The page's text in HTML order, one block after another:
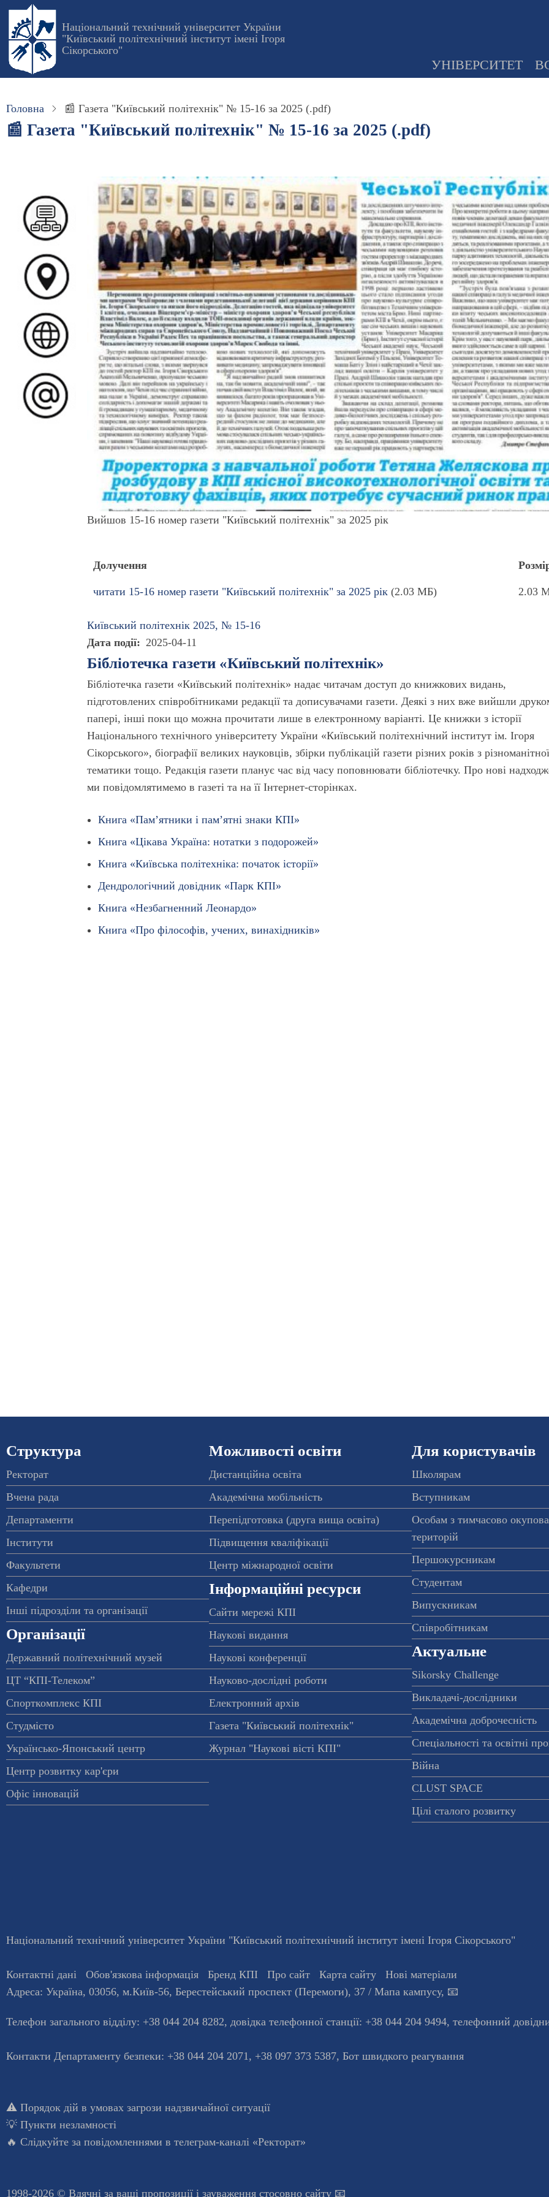
Перейти
основного
вмісту
Національний технічний університет України
"Київський політехнічний інститут імені Ігоря
Сікорського"
УНІВЕРСИТЕТ
Головна 📰 Газета "Київський політехнік" № 15-16 за 2025 (.pdf)
📰 Газета "Київський політехнік" № 15-16 за 2025 (.pdf)
Вийшов 15-16 номер газети "Київський політехнік" за 2025 рік
Долучення
читати 15-16 номер газети "Київський політехнік" за 2025 рік (2.03 МБ) 2.03
Київський полiтехнiк 2025, № 15-16
Дата події
2025-04-11
Бібліотечка газети «Київський політехнік»
Бібліотечка газети «Київський політехнік» надає читачам доступ до книжкових видань,
підготовлених співробітниками редакції та дописувачами газети. Деякі з них вже вийшли
папері, інші поки що можна прочитати лише в електронному варіанті. Це книжки з історії
Національного технічного університету України «Київський політехнічний інститут ім. Ігоря
Сікорського», біографії великих науковців, збірки публікацій газети різних років з
тематики тощо. Редакція газети планує час від часу поповнювати бібліотечку. Про нові
ми повідомлятимемо в газеті та на її Інтернет-сторінках.
Книга «Пам’ятники і пам’ятні знаки КПІ»
Книга «Цікава Україна: нотатки з подорожей»
Книга «Київська політехніка: початок історії»
Дендрологічний довідник «Парк КПІ»
Книга «Незбагненний Леонардо»
Книга «Про філософів, учених, винахідників»
Структура
Ректорат
Вчена рада
Департаменти
Інститути
Факультети
Кафедри
Інші підрозділи та організації
Організації
Державний політехнічний музей
ЦТ “КПІ-Телеком”
Спорткомплекс КПІ
Студмісто
Українсько-Японський центр
Центр розвитку кар'єри
Офіс інновацій
Можливості освіти
Дистанційна освіта
Академічна мобільність
Перепідготовка (друга вища освіта)
Підвищення кваліфікації
Центр міжнародної освіти
Інформаційні ресурси
Сайти мережі КПІ
Наукові видання
Наукові конференції
Науково-дослідні роботи
Електронний архів
Газета "Київський політехнік"
Журнал "Наукові вісті КПІ"
Для користувачів
Школярам
Вступникам
Особам з тимчасово
територій
Першокурсникам
Студентам
Випускникам
Співробітникам
Актуальне
Sikorsky Challenge
Викладачі-дослідники
Академічна доброчесність
Спеціальності та освітні
Війна
CLUST SPACE
Цілі сталого розвитку
Національний технічний університет України "Київський політехнічний інститут імені Ігоря Сікорського"
Контактні дані Обов'язкова інформація Бренд КПІ Про сайт Карта сайту
Нові матеріали
Адреса: Україна, 03056, м.Київ-56, Берестейський проспект (Перемоги), 37 / Мапа кампусу, 📧
Телефон загального відділу: +38 044 204 8282, довiдка телефонної станцiї: +38 044 204 9494, телефонний
Контакти Департаменту безпеки: +38 044 204 2071, +38 097 373 5387, Бот швидкого реагування
⚠️ Порядок дій в умовах загрози надзвичайної ситуації
💡 Пункти незламності
🔥 Слідкуйте за повідомленнями в телеграм-каналі «Ректорат»
1998-2026 © Вдячні за ваші пропозиції і зауваження стосовно сайту 📧